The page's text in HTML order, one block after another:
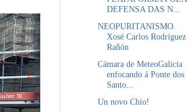
DEFENSA DAS N...
NEOPURITANISMO.
Xosé Carlos Rodríguez
Rañón
Cámara de MeteoGalicia
enfocando á Ponte dos
Santo...
Un novo Chío!